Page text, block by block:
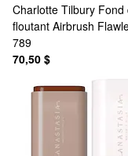
Charlotte Tilbury Fond
floutant Airbrush
789
70,50 $